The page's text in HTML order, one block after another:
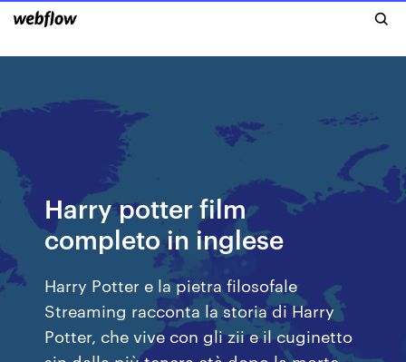
Harry potter film
completo in inglese
Harry Potter e la pietra filosofale
Streaming racconta la storia di Harry
Potter, che vive con gli zii e il cuginetto